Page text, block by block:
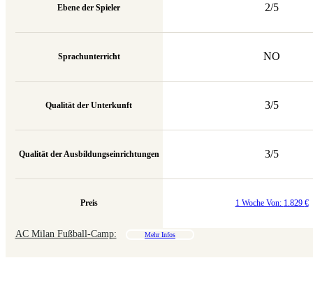
Ebene der Spieler
Sprachunterricht
Qualität der Unterkunft
Qualität der Ausbildungseinrichtungen
Preis
2/5
NO
3/5
3/5
1 Woche Von: 1.829 €
AC Milan Fußball-Camp: Mehr Infos